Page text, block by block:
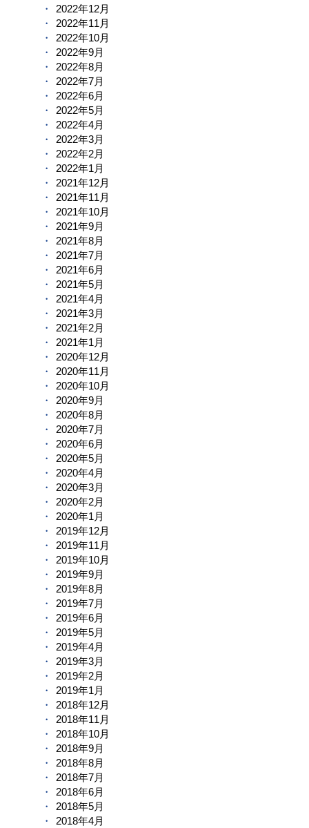
2022年12月
2022年11月
2022年10月
2022年9月
2022年8月
2022年7月
2022年6月
2022年5月
2022年4月
2022年3月
2022年2月
2022年1月
2021年12月
2021年11月
2021年10月
2021年9月
2021年8月
2021年7月
2021年6月
2021年5月
2021年4月
2021年3月
2021年2月
2021年1月
2020年12月
2020年11月
2020年10月
2020年9月
2020年8月
2020年7月
2020年6月
2020年5月
2020年4月
2020年3月
2020年2月
2020年1月
2019年12月
2019年11月
2019年10月
2019年9月
2019年8月
2019年7月
2019年6月
2019年5月
2019年4月
2019年3月
2019年2月
2019年1月
2018年12月
2018年11月
2018年10月
2018年9月
2018年8月
2018年7月
2018年6月
2018年5月
2018年4月